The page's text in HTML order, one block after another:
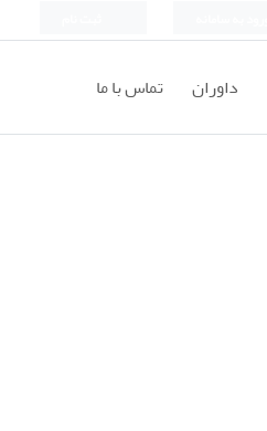
داوران تماس با ما